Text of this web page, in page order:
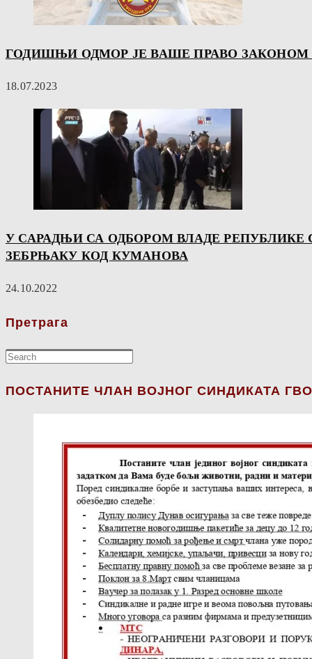
ГОДИШЊИ ОДМОР ЈЕ ВАШЕ ПРАВО ЗАКОНОМ
18.07.2023
У САРАДЊИ СА ОДБОРОМ ВЛАДЕ
ЗЕБРЊАКУ КОД КУМАНОВА
24.10.2022
Претрага
ПОСТАНИТЕ ЧЛАН ВОЈНОГ СИНДИКАТА